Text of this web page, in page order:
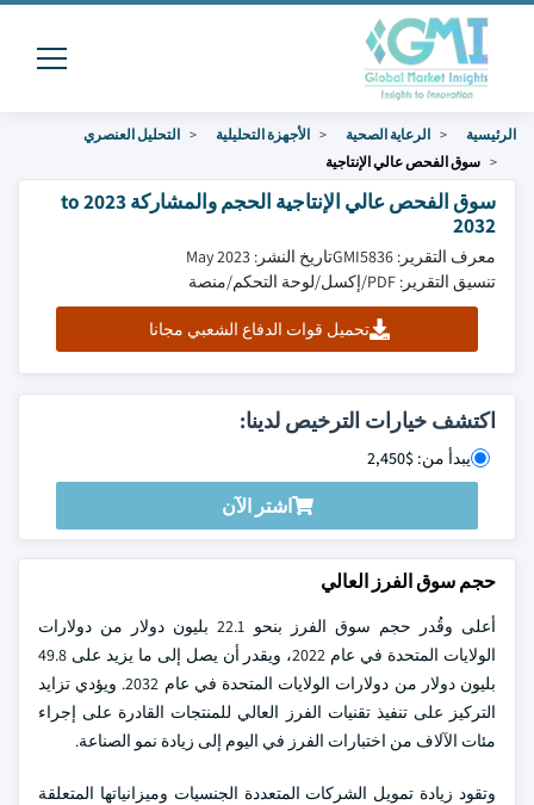
الرئيسية الرعاية الصحية الأجهزة التحليلية
التحليل العنصري
سوق الفحص عالي الإنتاجية
سوق الفحص عالي الإنتاجية الحجم والمشاركة 2023 to
2032
معرف التقرير: GMI5836
تاريخ النشر: May 2023
تنسيق التقرير: PDF/إكسل/لوحة التحكم/منصة
تحميل قوات الدفاع الشعبي مجانا
اكتشف خيارات الترخيص لدينا:
يبدأ من: $2,450
اشتر الآن
حجم سوق الفرز العالي
أعلى وقُدر حجم سوق الفرز بنحو 22.1 بليون دولار من دولارات
الولايات المتحدة في عام 2022، ويقدر أن يصل إلى ما يزيد على 49.8
بليون دولار من دولارات الولايات المتحدة في عام 2032. ويؤدي تزايد
التركيز على تنفيذ تقنيات الفرز العالي للمنتجات القادرة على إجراء
مئات الآلاف من اختبارات الفرز في اليوم إلى زيادة نمو الصناعة.
وتقود زيادة تمويل الشركات المتعددة الجنسيات وميزانياتها المتعلقة